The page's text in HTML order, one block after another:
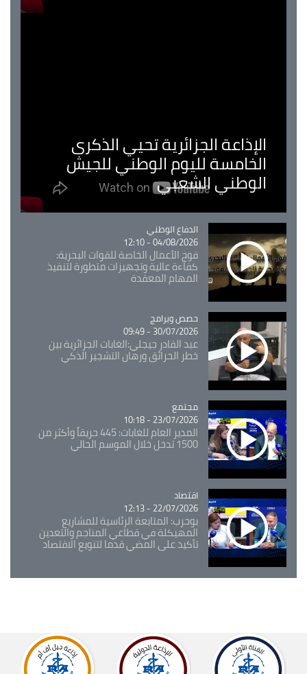
الإذاعة الجزائرية تحيي الذكرى
الخامسة لليوم الوطني للجيش
الوطني الشعبي
Catégorie
الدفاع الوطني
04/08/2026 - 12:10
فوج الأعمال الخاصة للقوات البحرية:
كفاءة عالية وتجهيزات متطورة لتنفيذ
المهام المعقدة
Catégorie
حصص وبرامج
30/07/2026 - 09:49
عبد القادر جيجلي:الغابات الجزائرية بين
خطر الحرائق ورهان التشجير الذكي
Catégorie
مجتمع
23/07/2026 - 10:18
المدير العام للغابات: 445 حريقاً وأكثر من
1500 تدخل خلال الموسم الحالي
Catégorie
اقتصاد
22/07/2026 - 12:13
بوحرب: المتابعة الرئاسية للمشاريع
المهيكلة في قطاعي المناجم والتعدين
تأكيد على المضي قدما لتنويع الاقتصاد